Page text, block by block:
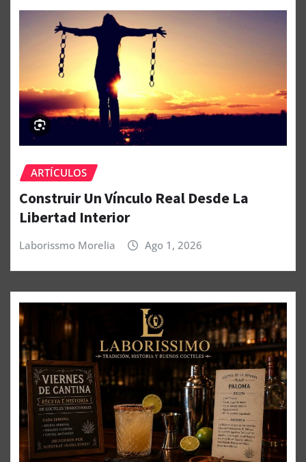
ARTÍCULOS
Construir Un Vínculo Real Desde La
Libertad Interior
Laborissmo Morelia Ago 1, 2026